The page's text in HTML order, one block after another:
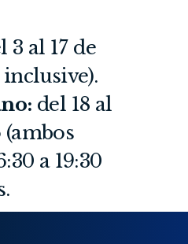
3 al 17 de
inclusive).
del 18 al
(ambos
a 19:30